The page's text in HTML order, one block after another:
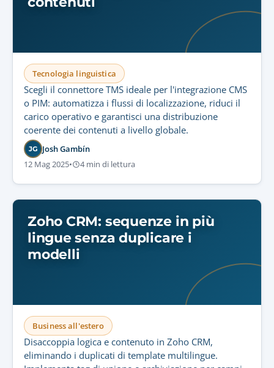
Tecnologia linguistica
Scegli il connettore TMS ideale per l'integrazione CMS
o PIM: automatizza i flussi di localizzazione, riduci il
carico operativo e garantisci una distribuzione
coerente dei contenuti a livello globale.
JG Josh Gambín
12 Mag 2025• 4 min di lettura
Zoho CRM: sequenze in più
lingue senza duplicare i
modelli
Business all'estero
Disaccoppia logica e contenuto in Zoho CRM,
eliminando i duplicati di template multilingue.